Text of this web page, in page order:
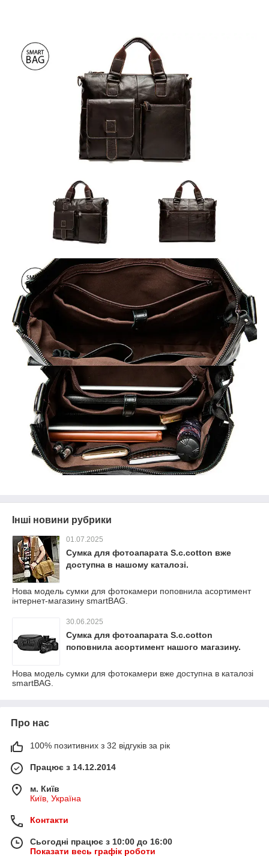
Інші новини рубрики
01.07.2025
Сумка для фотоапарата S.c.cotton вже
доступна в нашому каталозі.
Нова модель сумки для фотокамери поповнила асортимент
інтернет-магазину smartBAG.
30.06.2025
Сумка для фотоапарата S.c.cotton
поповнила асортимент нашого магазину.
Нова модель сумки для фотокамери вже доступна в каталозі
smartBAG.
Про нас
100% позитивних з 32 відгуків за рік
Працює з 14.12.2014
м. Київ
Київ, Україна
Контакти
Сьогодні працює з 10:00 до 16:00
Показати весь графік роботи